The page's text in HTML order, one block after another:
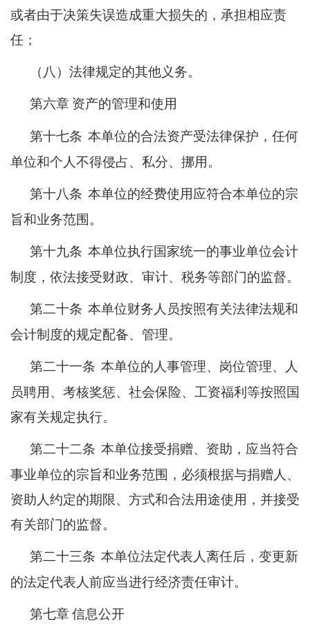
或者由于决策失误造成重大损失的，承担相应责
任；
（八）法律规定的其他义务。
第六章 资产的管理和使用
第十七条 本单位的合法资产受法律保护，任何
单位和个人不得侵占、私分、挪用。
第十八条 本单位的经费使用应符合本单位的宗
旨和业务范围。
第十九条 本单位执行国家统一的事业单位会计
制度，依法接受财政、审计、税务等部门的监督。
第二十条 本单位财务人员按照有关法律法规和
会计制度的规定配备、管理。
第二十一条 本单位的人事管理、岗位管理、人
员聘用、考核奖惩、社会保险、工资福利等按照国
家有关规定执行。
第二十二条 本单位接受捐赠、资助，应当符合
事业单位的宗旨和业务范围，必须根据与捐赠人、
资助人约定的期限、方式和合法用途使用，并接受
有关部门的监督。
第二十三条 本单位法定代表人离任后，变更新
的法定代表人前应当进行经济责任审计。
第七章信息公开